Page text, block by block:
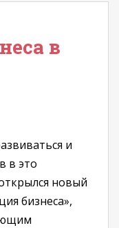
в
и
в это
новый
бизнеса»,